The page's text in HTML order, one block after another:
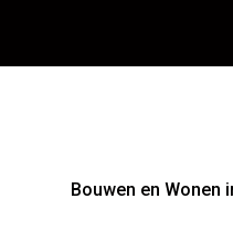
Bouwen en Wonen